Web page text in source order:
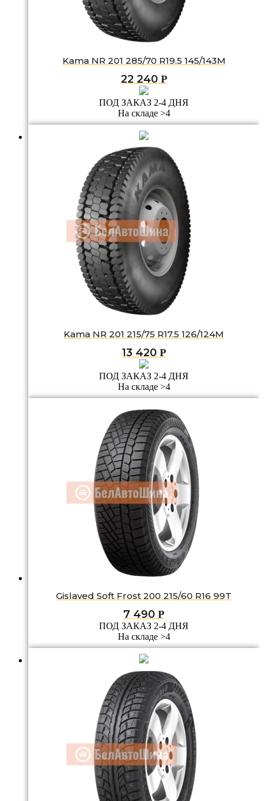
Kama NR 201 285/70 R19.5 145/143M
22 240 Р
ПОД ЗАКАЗ 2-4 ДНЯ
На складе >4
Kama NR 201 215/75 R17.5 126/124M
13 420 Р
ПОД ЗАКАЗ 2-4 ДНЯ
На складе >4
Gislaved Soft Frost 200 215/60 R16 99T
7 490 Р
ПОД ЗАКАЗ 2-4 ДНЯ
На складе >4